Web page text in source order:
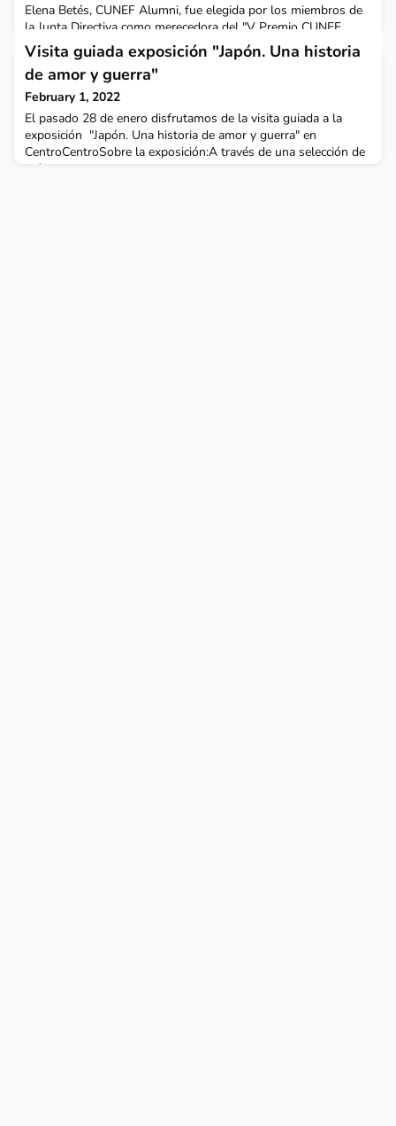
Elena Betés, CUNEF Alumni, fue elegida por los miembros de
la Junta Directiva como merecedora del "V Premio CUNEF
Alumni a la Trayectoria Profesional". Francisco Cereceda
Gómez, Presidente de la asociación, fue el encargado de
entregar el premio a nuestra célebre Alumni.Elena Betés tiene
una importante trayectoria emprendedora, comenzando con
Puntoseguro.com, un comprador de seguros online. Tras e
Visita guiada exposición "Japón. Una historia
de amor y guerra"
February 1, 2022
El pasado 28 de enero disfrutamos de la visita guiada a la
exposición "Japón. Una historia de amor y guerra" en
CentroCentroSobre la exposición:A través de una selección de
más de 200 obras, el mundo flotante del ukiyo-e llega por